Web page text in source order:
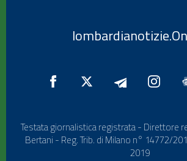
Testata giornalistica registrata - Direttore
Bertani - Reg. Trib. di Milano n° 14772/
2019